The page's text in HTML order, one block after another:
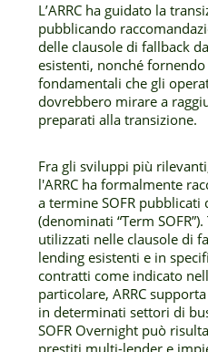
L’ARRC ha guidato la
pubblicando
delle clausole di fallback
esistenti, nonché
fondamentali che gli
dovrebbero mirare a
preparati alla transizione.
Fra gli sviluppi più
l'ARRC ha formalmente
a termine SOFR pubblicati
(denominati “Term
utilizzati nelle clausole di
lending esistenti e in
contratti come indicato
particolare, ARRC
in determinati settori di
SOFR Overnight può
prestiti multi-lender e